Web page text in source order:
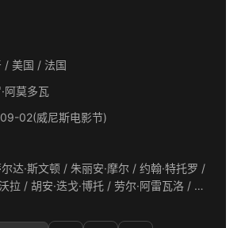
/ 美国 / 法国
阿莫多瓦
02(威尼斯电影节)
斯文顿 / 朱丽安·摩尔 / 约翰·特托罗 /
·阿雷瓦洛 / 薇